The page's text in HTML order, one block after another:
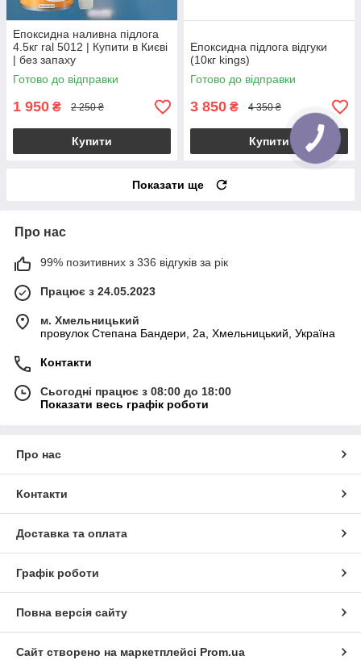
Епоксидна наливна підлога
4.5кг ral 5012 | Купити в Києві
| без запаху
Готово до відправки
1 950 ₴ 2 250 ₴
Купити
Епоксидна підлога відгуки
(10кг kings)
Готово до відправки
3 850 ₴ 4 350 ₴
Купити
Показати ще
Про нас
99% позитивних з 336 відгуків за рік
Працює з 24.05.2023
м. Хмельницький
провулок Степана Бандери, 2a, Хмельницький, Україна
Контакти
Сьогодні працює з 08:00 до 18:00
Показати весь графік роботи
Про нас
Контакти
Доставка та оплата
Графік роботи
Повна версія сайту
Сайт створено на маркетплейсі Prom.ua